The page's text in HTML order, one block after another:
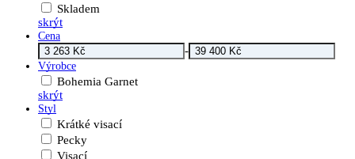
Skladem
skrýt
Cena
-
Výrobce
Bohemia Garnet
skrýt
Styl
Krátké visací
Pecky
Visací